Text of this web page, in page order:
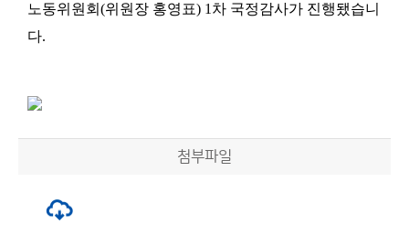
노동위원회 (위원장 홍영표) 1 차 국정감사가 진행됐습니
다.
첨부파일